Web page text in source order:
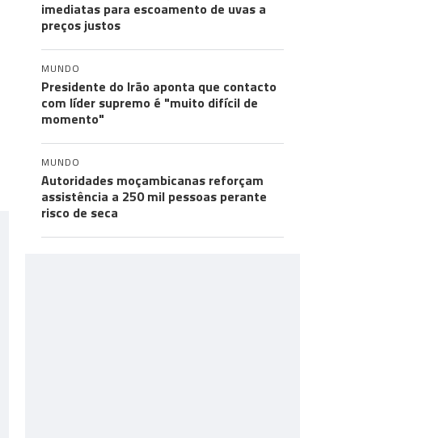
imediatas para escoamento de uvas a
preços justos
MUNDO
Presidente do Irão aponta que contacto
com líder supremo é "muito difícil de
momento"
MUNDO
Autoridades moçambicanas reforçam
assistência a 250 mil pessoas perante
risco de seca